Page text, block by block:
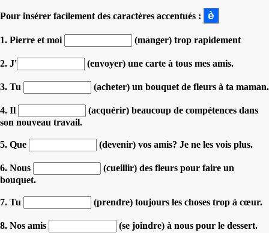
Pour insérer facilement des caractères accentués :
1. Pierre et moi (manger) trop rapidement
2. J' (envoyer) une carte à tous mes amis.
3. Tu (acheter) un bouquet de fleurs à ta maman.
4. Il
(acquérir) beaucoup de compétences dans
son nouveau travail.
5. Que (devenir) vos amis? Je ne les vois plus.
6. Nous
(cueillir) des fleurs pour faire un
bouquet.
7. Tu (prendre) toujours les choses trop à cœur.
8. Nos amis (se joindre) à nous pour le dessert.